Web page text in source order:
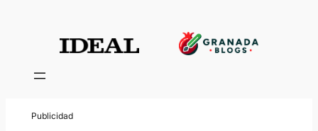
contenido